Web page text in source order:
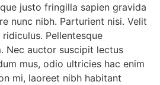
justo fringilla sapien gravida
nunc nibh. Parturient nisi. Velit
Pellentesque
Nec auctor suscipit lectus
mus, odio ultricies hac enim
mi, laoreet nibh habitant